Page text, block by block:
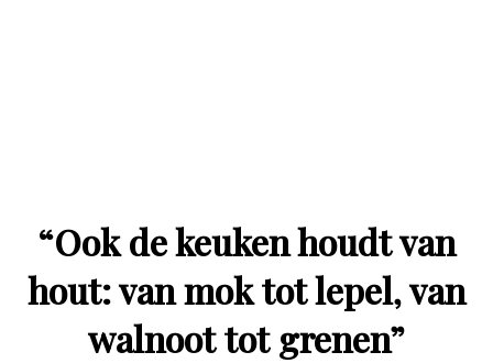
“Ook de keuken houdt van
hout: van mok tot lepel, van
walnoot tot grenen”